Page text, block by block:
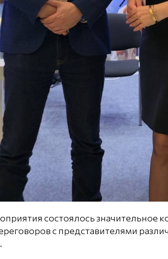
состоялось значительное
с представителями